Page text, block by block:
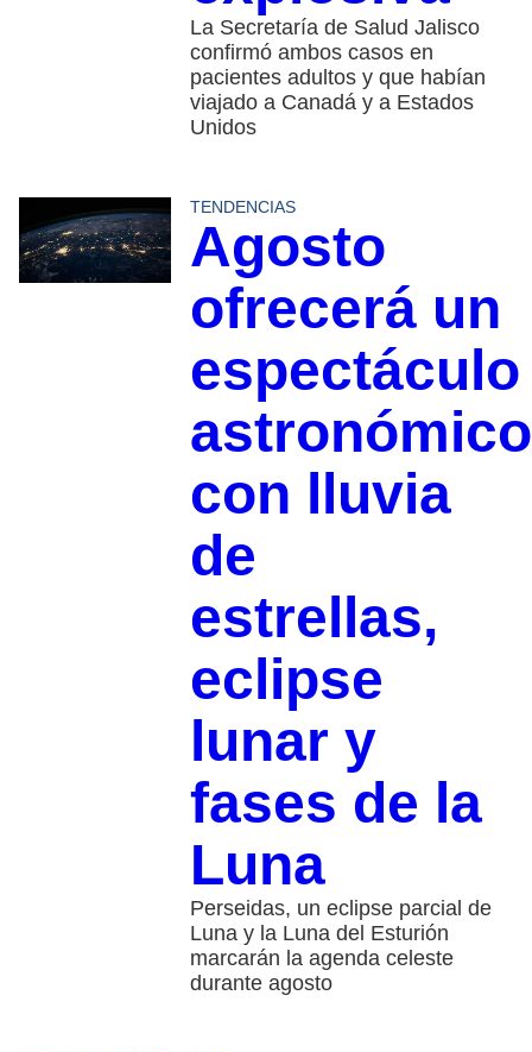
La Secretaría de Salud Jalisco
confirmó ambos casos en
pacientes adultos y que habían
viajado a Canadá y a Estados
Unidos
TENDENCIAS
Agosto
ofrecerá un
espectáculo
astronómico
con lluvia
de
estrellas,
eclipse
lunar y
fases de la
Luna
Perseidas, un eclipse parcial de
Luna y la Luna del Esturión
marcarán la agenda celeste
durante agosto